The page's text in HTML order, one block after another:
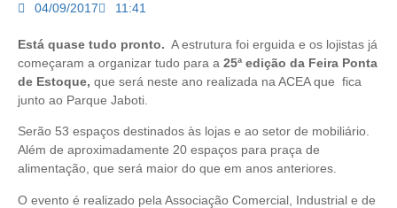
04/09/2017 11:41
Está quase tudo pronto. A estrutura foi erguida e os lojistas já
começaram a organizar tudo para a 25ª edição da Feira Ponta
de Estoque, que será neste ano realizada na ACEA que fica
junto ao Parque Jaboti.
Serão 53 espaços destinados às lojas e ao setor de mobiliário.
Além de aproximadamente 20 espaços para praça de
alimentação, que será maior do que em anos anteriores.
O evento é realizado pela Associação Comercial, Industrial e de